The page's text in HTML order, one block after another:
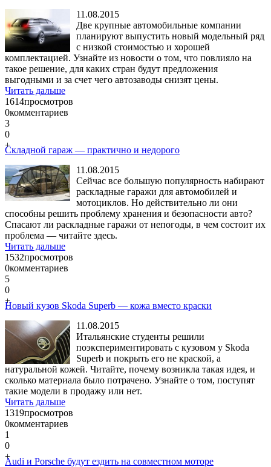
11.08.2015
Две крупные автомобильные компании
планируют выпустить новый модельный ряд
с низкой стоимостью и хорошей
комплектацией. Узнайте из новости о том, что повлияло на
такое решение, для каких стран будут предложения
выгодными и за счет чего автозаводы снизят цены.
Читать дальше
1614просмотров
0комментариев
3
0
+
Складной гараж — практично и недорого
11.08.2015
Сейчас все большую популярность набирают
раскладные гаражи для автомобилей и
мотоциклов. Но действительно ли они
способны решить проблему хранения и безопасности авто?
Спасают ли раскладные гаражи от непогоды, в чем состоит их
проблема — читайте здесь.
Читать дальше
1532просмотров
0комментариев
5
0
+
Новый кузов Skoda Superb — кожа вместо краски
11.08.2015
Итальянские студенты решили
поэкспериментировать с кузовом у Skoda
Superb и покрыть его не краской, а
натуральной кожей. Читайте, почему возникла такая идея, и
сколько материала было потрачено. Узнайте о том, поступят
такие модели в продажу или нет.
Читать дальше
1319просмотров
0комментариев
1
0
+
Audi и Porsche будут ездить на совместном моторе